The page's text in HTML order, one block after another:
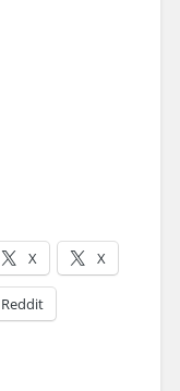
X X
Reddit